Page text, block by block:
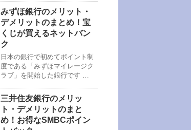
みずほ銀行のメリット・
デメリットのまとめ！宝
くじが買えるネットバン
ク
日本の銀行で初めてポイント制
度である「みずほマイレージク
ラブ」を開始した銀行です …
三井住友銀行のメリッ
ト・デメリットのまと
め！お得なSMBCポイン